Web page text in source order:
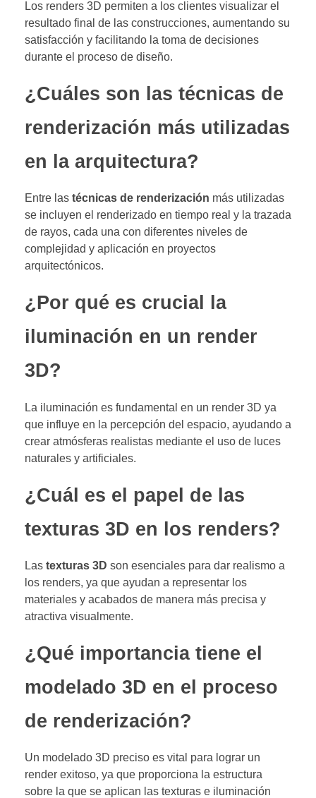
Los renders 3D permiten a los clientes visualizar el
resultado final de las construcciones, aumentando su
satisfacción y facilitando la toma de decisiones
durante el proceso de diseño.
¿Cuáles son las técnicas de
renderización más utilizadas
en la arquitectura?
Entre las técnicas de renderización más utilizadas
se incluyen el renderizado en tiempo real y la trazada
de rayos, cada una con diferentes niveles de
complejidad y aplicación en proyectos
arquitectónicos.
¿Por qué es crucial la
iluminación en un render
3D?
La iluminación es fundamental en un render 3D ya
que influye en la percepción del espacio, ayudando a
crear atmósferas realistas mediante el uso de luces
naturales y artificiales.
¿Cuál es el papel de las
texturas 3D en los renders?
Las texturas 3D son esenciales para dar realismo a
los renders, ya que ayudan a representar los
materiales y acabados de manera más precisa y
atractiva visualmente.
¿Qué importancia tiene el
modelado 3D en el proceso
de renderización?
Un modelado 3D preciso es vital para lograr un
render exitoso, ya que proporciona la estructura
sobre la que se aplican las texturas e iluminación